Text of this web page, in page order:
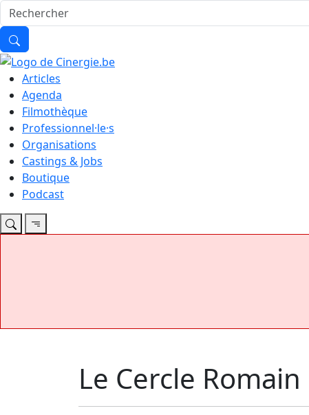
Articles
Agenda
Filmothèque
Professionnel·le·s
Organisations
Castings & Jobs
Boutique
Podcast
Le Cercle Romain